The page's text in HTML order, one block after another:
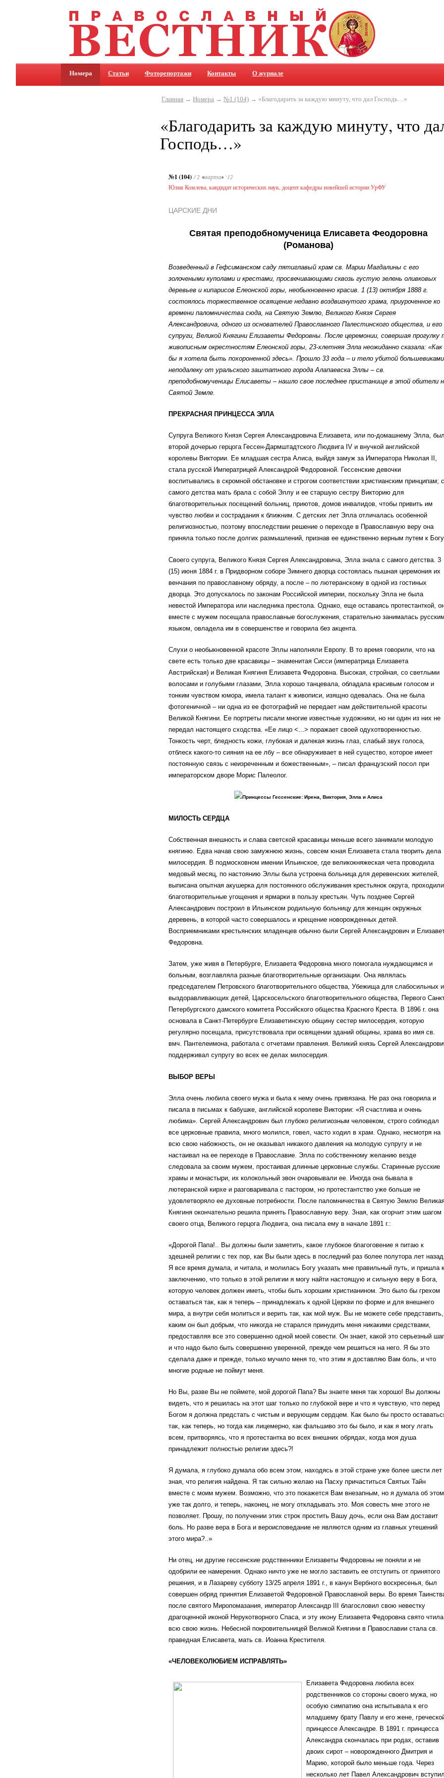
Номера Статьи Фоторепортажи Контакты О журнале
Главная →Номера →№1 (104) → «Благодарить за каждую минуту, что дал Господь…»
«Благодарить за каждую минуту, что
Господь…»
№1 (104) / 2 •марта• ‘12
Юлия Комлева, кандидат исторических наук, доцент кафедры новейшей истории УрФУ
ЦАРСКИЕ ДНИ
Святая преподобномученица Елисавета Феодоровна
(Романова)
Возведенный в Гефсиманском саду пятиглавый храм св. Марии Магдалины с его
золочеными куполами и крестами, просвечивающими сквозь густую зелень оливковых
деревьев и кипарисов Елеонской горы, необыкновенно красив. 1 (13) октября 1888 г.
состоялось торжественное освящение недавно воздвигнутого храма, приуроченное ко
времени паломничества сюда, на Святую Землю, Великого Князя Сергея
Александровича, одного из основателей Православного Палестинского общества, и его
супруги, Великой Княгини Елизаветы Федоровны. После церемонии, совершая прогулку
живописным окрестностям Елеонской горы, 23-хлетняя Элла неожиданно сказала: «Как
бы я хотела быть похороненной здесь». Прошло 33 года – и тело убитой большевиками
неподалеку от уральского заштатного города Алапаевска Эллы – св.
преподобномученицы Елисаветы – нашло свое последнее пристанище в этой обители
Святой Земле.
ПРЕКРАСНАЯ ПРИНЦЕССА ЭЛЛА
Супруга Великого Князя Сергея Александровича Елизавета, или по-домашнему Элла,
второй дочерью герцога Гессен-Дармштадтского Людвига IV и внучкой английской
королевы Виктории. Ее младшая сестра Алиса, выйдя замуж за Императора Николая II,
стала русской Императрицей Александрой Федоровной. Гессенские девочки
воспитывались в скромной обстановке и строгом соответствии христианским принципам; с
самого детства мать брала с собой Эллу и ее старшую сестру Викторию для
благотворительных посещений больниц, приютов, домов инвалидов, чтобы привить им
чувство любви и сострадания к ближним. С детских лет Элла отличалась особенной
религиозностью, поэтому впоследствии решение о переходе в Православную веру она
приняла только после долгих размышлений, признав ее единственно верным путем к
Своего супруга, Великого Князя Сергея Александровича, Элла знала с самого детства. 3
(15) июня 1884 г. в Придворном соборе Зимнего дворца состоялась пышная церемония их
венчания по православному обряду, а после – по лютеранскому в одной из гостиных
дворца. Это допускалось по законам Российской империи, поскольку Элла не была
невестой Императора или наследника престола. Однако, еще оставаясь протестанткой,
вместе с мужем посещала православные богослужения, старательно занималась русским
языком, овладела им в совершенстве и говорила без акцента.
Слухи о необыкновенной красоте Эллы наполняли Европу. В то время говорили, что на
свете есть только две красавицы – знаменитая Сисси (императрица Елизавета
Австрийская) и Великая Княгиня Елизавета Федоровна. Высокая, стройная, со светлыми
волосами и голубыми глазами, Элла хорошо танцевала, обладала красивым голосом и
тонким чувством юмора, имела талант к живописи, изящно одевалась. Она не была
фотогеничной – ни одна из ее фотографий не передает нам действительной красоты
Великой Княгини. Ее портреты писали многие известные художники, но ни один из них не
передал настоящего сходства. «Ее лицо <...> поражает своей одухотворенностью.
Тонкость черт, бледность кожи, глубокая и далекая жизнь глаз, слабый звук голоса,
отблеск какого-то сияния на ее лбу – все обнаруживает в ней существо, которое имеет
постоянную связь с неизреченным и божественным», – писал французский посол при
императорском дворе Морис Палеолог.
Принцессы Гессенские: Ирена, Виктория, Элла и Алиса
МИЛОСТЬ СЕРДЦА
Собственная внешность и слава светской красавицы меньше всего занимали молодую
княгиню. Едва начав свою замужнюю жизнь, совсем юная Елизавета стала творить дела
милосердия. В подмосковном имении Ильинское, где великокняжеская чета проводила
медовый месяц, по настоянию Эллы была устроена больница для деревенских жителей,
выписана опытная акушерка для постоянного обслуживания крестьянок округа, проходили
благотворительные угощения и ярмарки в пользу крестьян. Чуть позднее Сергей
Александрович построил в Ильинском родильную больницу для женщин окружных
деревень, в которой часто совершалось и крещение новорожденных детей.
Восприемниками крестьянских младенцев обычно были Сергей Александрович и
Федоровна.
Затем, уже живя в Петербурге, Елизавета Федоровна много помогала нуждающимся и
больным, возглавляла разные благотворительные организации. Она являлась
председателем Петровского благотворительного общества, Убежища для слабосильных и
выздоравливающих детей, Царскосельского благотворительного общества, Первого
Петербургского дамского комитета Российского общества Красного Креста. В 1896 г. она
основала в Санкт-Петербурге Елизаветинскую общину сестер милосердия, которую
регулярно посещала, присутствовала при освящении зданий общины, храма во имя св.
вмч. Пантелеимона, работала с отчетами правления. Великий князь Сергей
поддерживал супругу во всех ее делах милосердия.
ВЫБОР ВЕРЫ
Элла очень любила своего мужа и была к нему очень привязана. Не раз она говорила и
писала в письмах к бабушке, английской королеве Виктории: «Я счастлива и очень
любима». Сергей Александрович был глубоко религиозным человеком, строго соблюдал
все церковные правила, много молился, говел, часто ходил в храм. Однако, несмотря на
всю свою набожность, он не оказывал никакого давления на молодую супругу и не
настаивал на ее переходе в Православие. Элла по собственному желанию везде
следовала за своим мужем, простаивая длинные церковные службы. Старинные русские
храмы и монастыри, их колокольный звон очаровывали ее. Иногда она бывала в
лютеранской кирхе и разговаривала с пастором, но протестантство уже больше не
удовлетворяло ее духовные потребности. После паломничества в Святую Землю
Княгиня окончательно решила принять Православную веру. Зная, как огорчит этим шагом
своего отца, Великого герцога Людвига, она писала ему в начале 1891 г.:
«Дорогой Папа!.. Вы должны были заметить, какое глубокое благоговение я питаю к
здешней религии с тех пор, как Вы были здесь в последний раз более полутора лет назад.
Я все время думала, и читала, и молилась Богу указать мне правильный путь, и пришла к
заключению, что только в этой религии я могу найти настоящую и сильную веру в Бога,
которую человек должен иметь, чтобы быть хорошим христианином. Это было бы грехом
оставаться так, как я теперь – принадлежать к одной Церкви по форме и для внешнего
мира, а внутри себя молиться и верить так, как мой муж. Вы не можете себе представить,
каким он был добрым, что никогда не старался принудить меня никакими средствами,
предоставляя все это совершенно одной моей совести. Он знает, какой это серьезный шаг
и что надо было быть совершенно уверенной, прежде чем решиться на него. Я бы это
сделала даже и прежде, только мучило меня то, что этим я доставляю Вам боль, и что
многие родные не поймут меня.
Но Вы, разве Вы не поймете, мой дорогой Папа? Вы знаете меня так хорошо! Вы должны
видеть, что я решилась на этот шаг только по глубокой вере и что я чувствую, что перед
Богом я должна предстать с чистым и верующим сердцем. Как было бы просто
так, как теперь, но тогда как лицемерно, как фальшиво это бы было, и как я могу лгать
всем, притворяясь, что я протестантка во всех внешних обрядах, когда моя душа
принадлежит полностью религии здесь?!
Я думала, я глубоко думала обо всем этом, находясь в этой стране уже более шести лет
зная, что религия найдена. Я так сильно желаю на Пасху причаститься Святых Тайн
вместе с моим мужем. Возможно, что это покажется Вам внезапным, но я думала об этом
уже так долго, и теперь, наконец, не могу откладывать это. Моя совесть мне этого не
позволяет. Прошу, по получении этих строк простить Вашу дочь, если она Вам доставит
боль. Но разве вера в Бога и вероисповедание не являются одним из главных утешений
этого мира?..»
Ни отец, ни другие гессенские родственники Елизаветы Федоровны не поняли и не
одобрили ее намерения. Однако ничто уже не могло заставить ее отступить от принятого
решения, и в Лазареву субботу 13/25 апреля 1891 г., в канун Вербного воскресенья, был
совершен обряд принятия Елизаветой Федоровной Православной веры. Во время
после святого Миропомазания, император Александр III благословил свою невестку
драгоценной иконой Нерукотворного Спаса, и эту икону Елизавета Федоровна свято чтила
всю свою жизнь. Небесной покровительницей Великой Княгини в Православии стала св.
праведная Елисавета, мать св. Иоанна Крестителя.
«ЧЕЛОВЕКОЛЮБИЕМ ИСПРАВЛЯТЬ»
Елизавета Федоровна любила всех
родственников со стороны своего мужа, но
особую симпатию она испытывала к его
младшему брату Павлу и его жене,
принцессе Александре. В 1891 г. принцесса
Александра скончалась при родах, оставив
двоих сирот – новорожденного Дмитрия и
Марию, которой было меньше года. Через
несколько лет Павел Александрович вступил